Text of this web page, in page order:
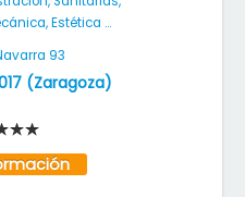
Estética ...
93
(Zaragoza)